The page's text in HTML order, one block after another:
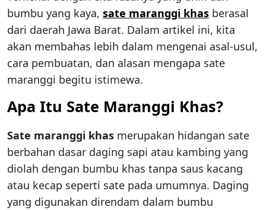
bumbu yang kaya, sate maranggi khas berasal
dari daerah Jawa Barat. Dalam artikel ini, kita
akan membahas lebih dalam mengenai asal-usul,
cara pembuatan, dan alasan mengapa sate
maranggi begitu istimewa.
Apa Itu Sate Maranggi Khas?
Sate maranggi khas merupakan hidangan sate
berbahan dasar daging sapi atau kambing yang
diolah dengan bumbu khas tanpa saus kacang
atau kecap seperti sate pada umumnya. Daging
yang digunakan direndam dalam bumbu